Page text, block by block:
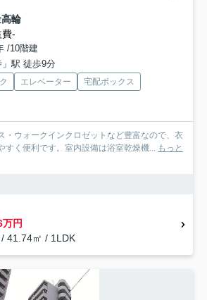
輪
-
/10階建
駅 徒歩9分
エレベーター
宅配ボックス
・ウォークインクロゼットなど豊富なので、衣
すく便利です。室内設備は浴室乾燥機... もっと
円
41.74㎡ / 1LDK